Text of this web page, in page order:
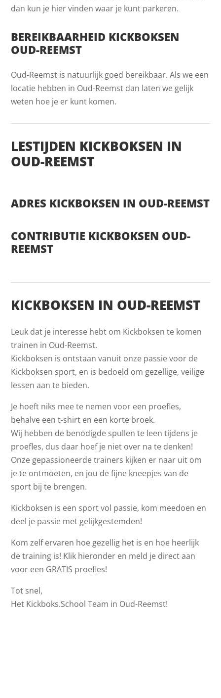
dan kun je hier vinden waar je kunt parkeren.
BEREIKBAARHEID KICKBOKSEN
OUD-REEMST
Oud-Reemst is natuurlijk goed bereikbaar. Als we een
locatie hebben in Oud-Reemst dan laten we gelijk
weten hoe je er kunt komen.
LESTIJDEN KICKBOKSEN IN
OUD-REEMST
ADRES KICKBOKSEN IN OUD-REEMST
CONTRIBUTIE KICKBOKSEN OUD-
REEMST
KICKBOKSEN IN OUD-REEMST
Leuk dat je interesse hebt om Kickboksen te komen
trainen in Oud-Reemst.
Kickboksen is ontstaan vanuit onze passie voor de
Kickboksen sport, en is bedoeld om gezellige, veilige
lessen aan te bieden.
Je hoeft niks mee te nemen voor een proefles,
behalve een t-shirt en een korte broek.
Wij hebben de benodigde spullen te leen tijdens je
proefles, dus daar hoef je niet over na te denken!
Onze gepassioneerde trainers kijken er naar uit om
je te ontmoeten, en jou de fijne kneepjes van de
sport bij te brengen.
Kickboksen is een sport vol passie, kom meedoen en
deel je passie met gelijkgestemden!
Kom zelf ervaren hoe gezellig het is en hoe heerlijk
de training is! Klik hieronder en meld je direct aan
voor een GRATIS proefles!
Tot snel,
Het Kickboks.School Team in Oud-Reemst!